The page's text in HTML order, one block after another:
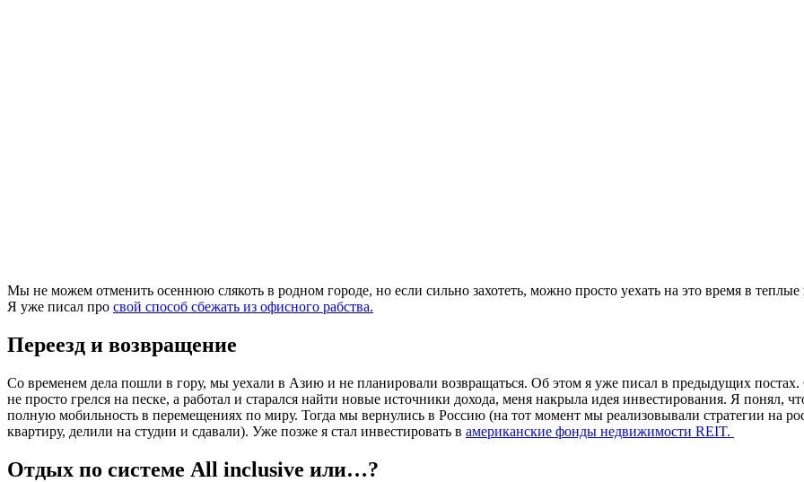
Мы не можем отменить осеннюю слякоть в родном городе, но если сильно захотеть, можно просто уехать на это время в
Я уже писал про свой способ сбежать из офисного рабства.
Переезд и возвращение
Со временем дела пошли в гору, мы уехали в Азию и не планировали возвращаться. Об этом я уже писал в предыдущих постах.
не просто грелся на песке, а работал и старался найти новые источники дохода, меня накрыла идея инвестирования. Я понял,
полную мобильность в перемещениях по миру. Тогда мы вернулись в Россию (на тот момент мы реализовывали стратегии на
квартиру, делили на студии и сдавали). Уже позже я стал инвестировать в американские фонды недвижимости REIT.
Отдых по системе All inclusive или…?